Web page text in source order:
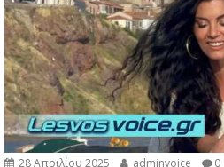
28 Απριλίου 2025 adminvoice 0